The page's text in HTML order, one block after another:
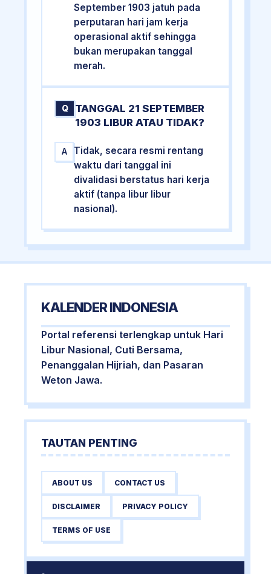
September 1903 jatuh pada
perputaran hari jam kerja
operasional aktif sehingga
bukan merupakan tanggal
merah.
Q
TANGGAL 21 SEPTEMBER
1903 LIBUR ATAU TIDAK?
A
Tidak, secara resmi rentang
waktu dari tanggal ini
divalidasi berstatus hari kerja
aktif (tanpa libur libur
nasional).
KALENDER INDONESIA
Portal referensi terlengkap untuk Hari
Libur Nasional, Cuti Bersama,
Penanggalan Hijriah, dan Pasaran
Weton Jawa.
TAUTAN PENTING
ABOUT US CONTACT US
DISCLAIMER PRIVACY POLICY
TERMS OF USE